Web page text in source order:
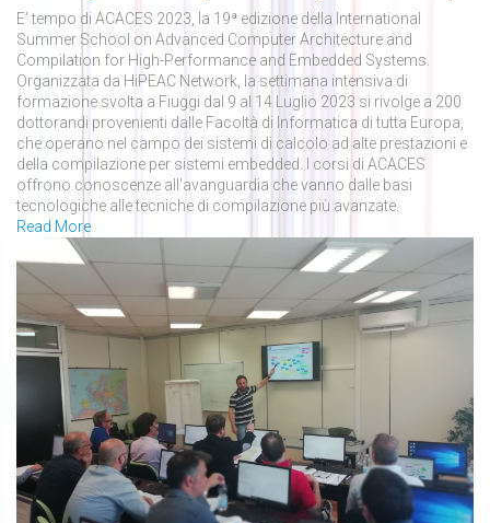
E’ tempo di ACACES 2023, la 19ª edizione della International
Summer School on Advanced Computer Architecture and
Compilation for High-Performance and Embedded Systems.
Organizzata da HiPEAC Network, la settimana intensiva di
formazione svolta a Fiuggi dal 9 al 14 Luglio 2023 si rivolge a 200
dottorandi provenienti dalle Facoltà di Informatica di tutta Europa,
che operano nel campo dei sistemi di calcolo ad alte prestazioni e
della compilazione per sistemi embedded. I corsi di ACACES
offrono conoscenze all'avanguardia che vanno dalle basi
tecnologiche alle tecniche di compilazione più avanzate.
Read More